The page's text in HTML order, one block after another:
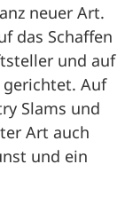
neuer Art.
das Schaffen
und auf
Auf
Slams und
Art auch
und ein